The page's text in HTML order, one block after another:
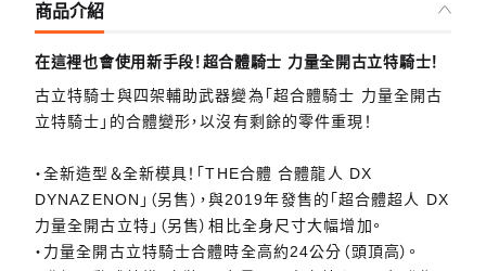
商品介紹
在這裡也會使用新手段！超合體騎士 力量全開古立特騎士！
古立特騎士與四架輔助武器變為「超合體騎士 力量全開古
立特騎士」的合體變形，以沒有剩餘的零件重現！
・全新造型＆全新模具！「THE合體 合體龍人 DX
DYNAZENON」（另售），與2019年發售的「超合體超人 DX
力量全開古立特」（另售）相比全身尺寸大幅增加。
・力量全開古立特騎士合體時全高約24公分（頭頂高）。